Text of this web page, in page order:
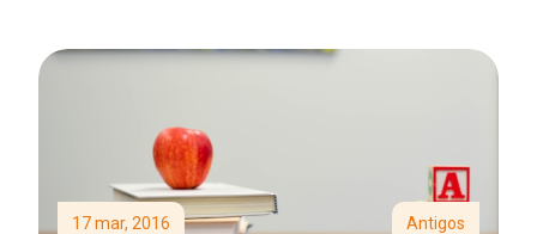
17 mar, 2016 Antigos